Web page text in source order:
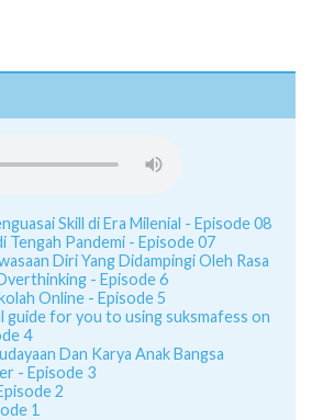
Skill di Era Milenial - Episode 08
Tengah Pandemi - Episode 07
Diri Yang Didampingi Oleh Rasa
- Episode 6
Online - Episode 5
guide for you to using suksmafess on
4
Dan Karya Anak Bangsa
- Episode 3
2
1